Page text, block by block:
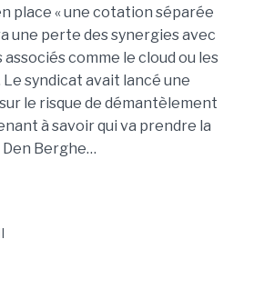
place « une cotation séparée
une perte des synergies avec
comme le cloud ou les
syndicat avait lancé une
le risque de démantèlement
à savoir qui va prendre la
Den Berghe…